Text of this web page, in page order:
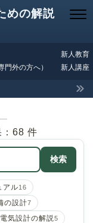
めの解説
門外の方へ）
新人教育
新人講座
：68 件
検索
アル16
の設計7
電気設計の解説5